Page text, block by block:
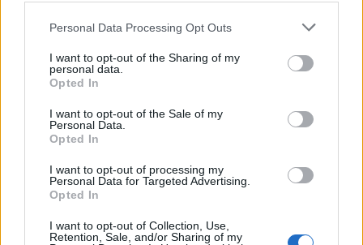
Personal Data Processing Opt Outs
I want to opt-out of the Sharing of my
personal data.
Opted In
I want to opt-out of the Sale of my
Personal Data.
Opted In
I want to opt-out of processing my
Personal Data for Targeted Advertising.
Opted In
I want to opt-out of Collection, Use,
Retention, Sale, and/or Sharing of my